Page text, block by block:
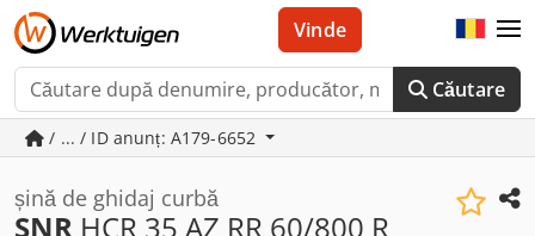
Căutare
Vinde
/ ... / ID anunț: A179-6652
șină de ghidaj curbă
SNR HCR 35 AZ RR 60/800 R